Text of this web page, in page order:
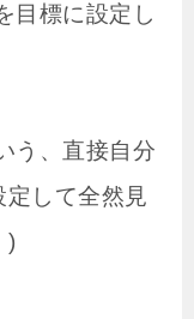
目標に設定し
う、直接自分
して全然見
)